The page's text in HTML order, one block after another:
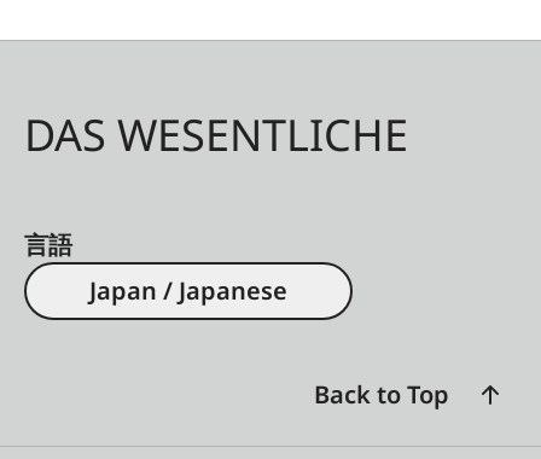
DAS WESENTLICHE
言語
Japan / Japanese
Back to Top